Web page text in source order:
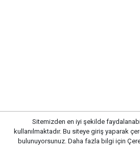
Sitemizden en iyi şekilde
kullanılmaktadır. Bu siteye giriş yaparak
bulunuyorsunuz. Daha fazla bilgi için